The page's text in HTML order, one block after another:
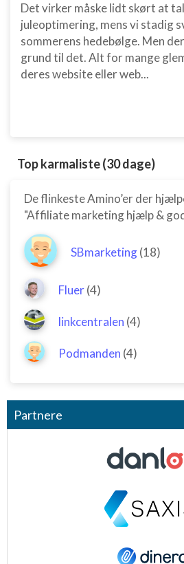
Det virker måske lidt skørt at
juleoptimering, mens vi stadig
sommerens hedebølge. Men
grund til det. Alt for mange
deres website eller web...
Top karmaliste (30 dage)
De flinkeste Amino’er der
"Affiliate marketing hjælp &
SBmarketing(18)
Fluer(4)
linkcentralen (4)
Podmanden (4)
Partnere